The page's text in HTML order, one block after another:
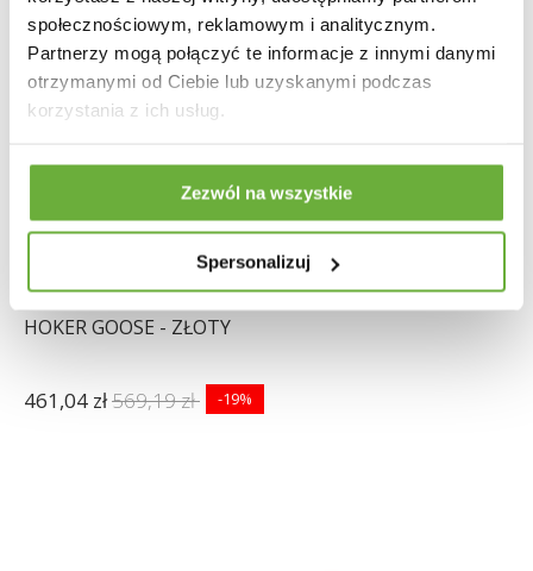
społecznościowym, reklamowym i analitycznym.
Partnerzy mogą połączyć te informacje z innymi danymi
otrzymanymi od Ciebie lub uzyskanymi podczas
korzystania z ich usług.
Zezwól na wszystkie
Spersonalizuj
HOKER GOOSE - ZŁOTY
461,04 zł569,19 zł -19%